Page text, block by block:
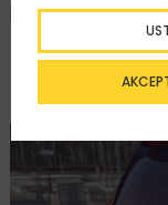
i bezpieczeństwa
obejmuje system
asystenta pasa
awaryjne oraz